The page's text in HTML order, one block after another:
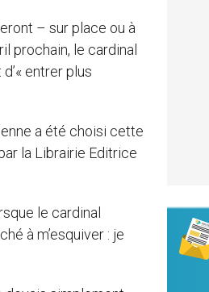
– sur place ou à
prochain, le cardinal
entrer plus
a été choisi cette
la Librairie Editrice
le cardinal
à m’esquiver : je